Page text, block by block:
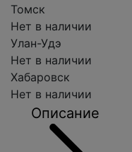
Томск
Нет в наличии
Улан-Удэ
Нет в наличии
Хабаровск
Нет в наличии
Описание